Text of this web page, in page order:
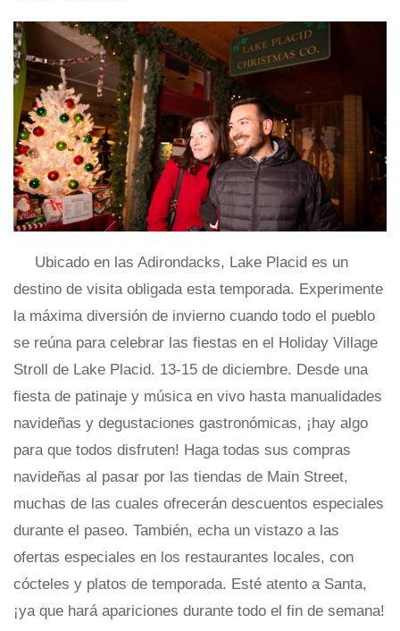
Ubicado en las Adirondacks, Lake Placid es un
destino de visita obligada esta temporada. Experimente
la máxima diversión de invierno cuando todo el pueblo
se reúna para celebrar las fiestas en el Holiday Village
Stroll de Lake Placid. 13-15 de diciembre. Desde una
fiesta de patinaje y música en vivo hasta manualidades
navideñas y degustaciones gastronómicas, ¡hay algo
para que todos disfruten! Haga todas sus compras
navideñas al pasar por las tiendas de Main Street,
muchas de las cuales ofrecerán descuentos especiales
durante el paseo. También, echa un vistazo a las
ofertas especiales en los restaurantes locales, con
cócteles y platos de temporada. Esté atento a Santa,
¡ya que hará apariciones durante todo el fin de semana!